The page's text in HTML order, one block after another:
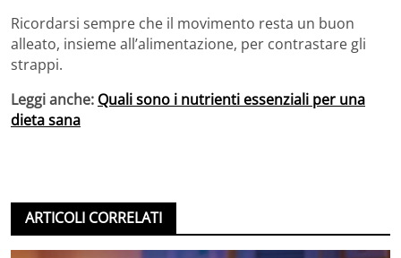
Ricordarsi sempre che il movimento resta un buon
alleato, insieme all’alimentazione, per contrastare gli
strappi.
Leggi anche: Quali sono i nutrienti essenziali per una
dieta sana
ARTICOLI CORRELATI